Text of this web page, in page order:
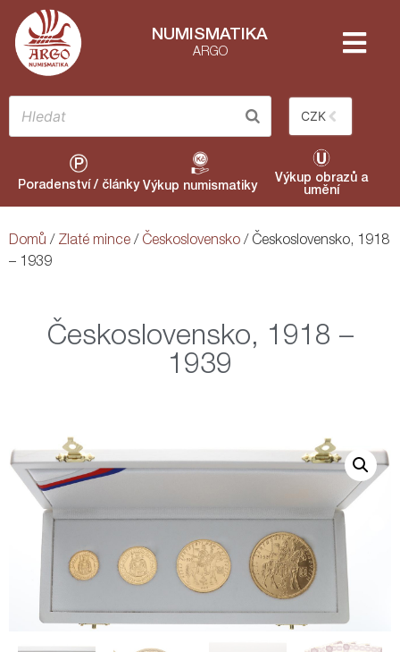
NUMISMATIKA
ARGO
CZK
Poradenství / články Výkup numismatiky
Výkup obrazů a
umění
Domů / Zlaté mince / Československo / Československo, 1918
– 1939
Československo, 1918 –
1939